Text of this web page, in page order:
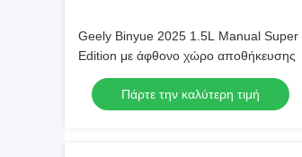
Geely Binyue 2025 1.5L Manual Super
Edition με άφθονο χώρο αποθήκευσης
Πάρτε την καλύτερη τιμή